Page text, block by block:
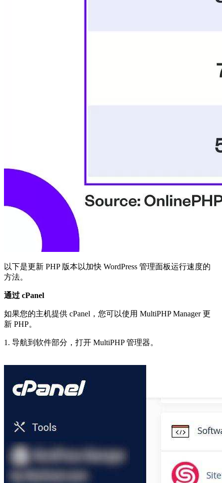
以下是更新 PHP 版本以加快 WordPress 管理面板运行速度的
方法。
通过 cPanel
如果您的主机提供 cPanel，您可以使用 MultiPHP Manager 更
新 PHP。
1. 导航到软件部分，打开 MultiPHP 管理器。